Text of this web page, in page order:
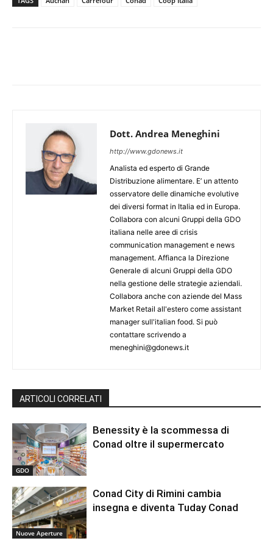
Dott. Andrea Meneghini
http://www.gdonews.it
Analista ed esperto di Grande
Distribuzione alimentare. E’ un attento
osservatore delle dinamiche evolutive
dei diversi format in Italia ed in Europa.
Collabora con alcuni Gruppi della GDO
italiana nelle aree di crisis
communication management e news
management. Affianca la Direzione
Generale di alcuni Gruppi della GDO
nella gestione delle strategie aziendali.
Collabora anche con aziende del Mass
Market Retail all'estero come assistant
manager sull'italian food. Si può
contattare scrivendo a
meneghini@gdonews.it
ARTICOLI CORRELATI
GDO
Benessity è la scommessa di
Conad oltre il supermercato
Nuove Aperture
Conad City di Rimini cambia
insegna e diventa Tuday Conad